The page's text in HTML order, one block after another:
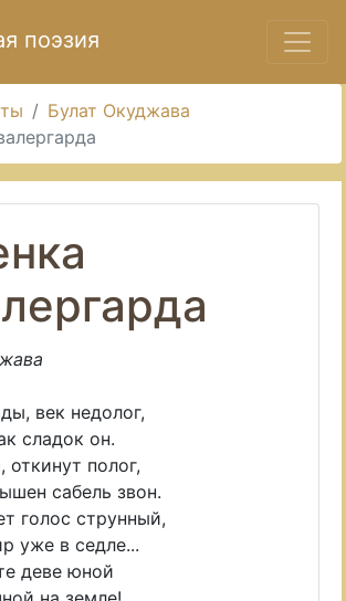
поэзия
Булат Окуджава
век недолог,
сладок он.
откинут полог,
сабель звон.
голос струнный,
уже в седле...
деве юной